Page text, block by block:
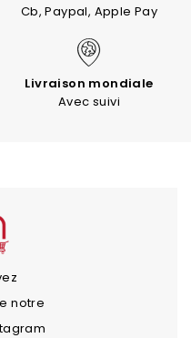
Cb, Paypal, Apple Pay
Livraison mondiale
Avec suivi
notre